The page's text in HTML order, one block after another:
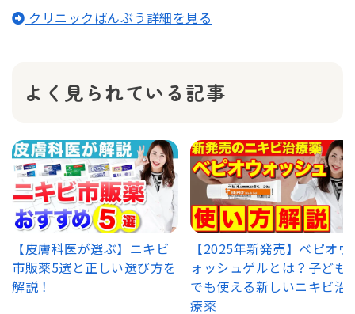
クリニックばんぶう詳細を見る
よく見られている記事
【皮膚科医が選ぶ】ニキビ
市販薬5選と正しい選び方を
解説！
【2025年新発売】ベピオウ
ォッシュゲルとは？子ども
でも使える新しいニキビ治
療薬